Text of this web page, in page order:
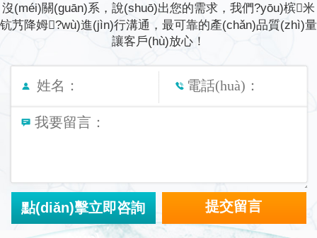
沒(méi)關(guān)系，說(shuō)出您的需求，我們?yōu)槟米
钪艿降姆?wù)進(jìn)行溝通， 最可靠的產(chǎn)品質(zhì)量
讓客戶(hù)放心！
點(diǎn)擊立即咨詢